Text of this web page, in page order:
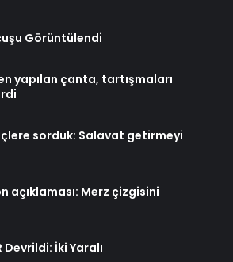
Görüntülendi
yapılan çanta, tartışmaları
sorduk: Salavat getirmeyi
açıklaması: Merz çizgisini
Devrildi: İki Yaralı